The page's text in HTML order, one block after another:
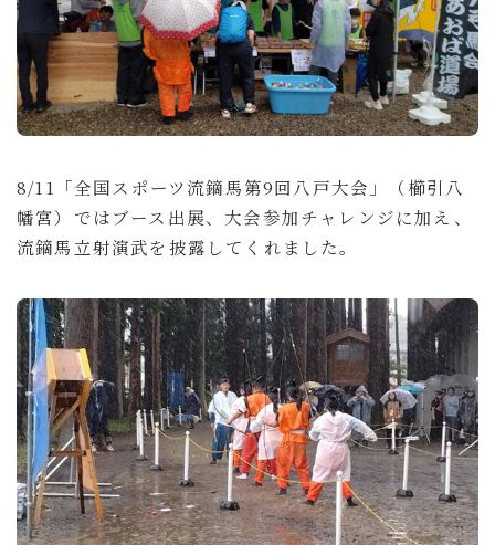
8/11「全国スポーツ流鏑馬第9回八戸大会」（櫛引八
幡宮）ではブース出展、大会参加チャレンジに加え、
流鏑馬立射演武を披露してくれました。